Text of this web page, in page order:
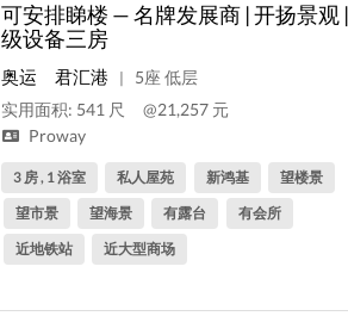
可安排睇楼 — 名牌发展商 | 开扬景观
级设备三房
奥运 君汇港 |
5座 低层
实用面积: 541 尺
@21,257 元
Proway
3 房 , 1 浴室 私人屋苑 新鸿基
望楼景
望市景
望海景 有露台
有会所
近地铁站
近大型商场